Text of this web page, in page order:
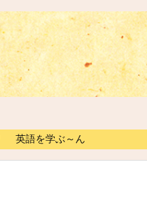
英語を学ぶ～ん